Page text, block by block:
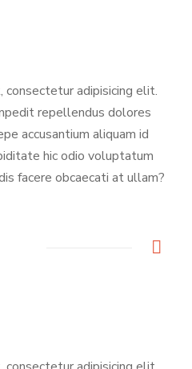
adipisicing elit.
repellendus dolores
accusantium aliquam id
hic odio voluptatum
facere obcaecati at ullam?